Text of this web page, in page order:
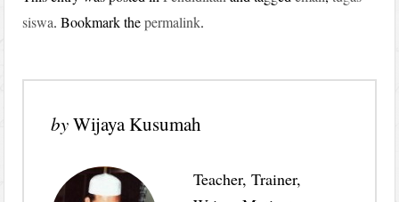
siswa. Bookmark thepermalink.
byWijaya Kusumah
Teacher, Trainer,